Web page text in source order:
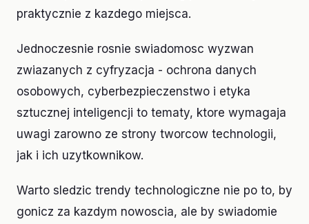
praktycznie z kazdego miejsca.
Jednoczesnie rosnie swiadomosc wyzwan
zwiazanych z cyfryzacja - ochrona danych
osobowych, cyberbezpieczenstwo i etyka
sztucznej inteligencji to tematy, ktore wymagaja
uwagi zarowno ze strony tworcow technologii,
jak i ich uzytkownikow.
Warto sledzic trendy technologiczne nie po to, by
gonicz za kazdym nowoscia, ale by swiadomie